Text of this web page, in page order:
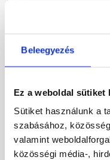
Beleegyezés
Ez a weboldal sütiket
Sütiket használunk a
szabásához,
valamint
közösségi média-,
mm 12-C 25 kg
Gyártói készleten
30 660 Ft/ db
Megnézem